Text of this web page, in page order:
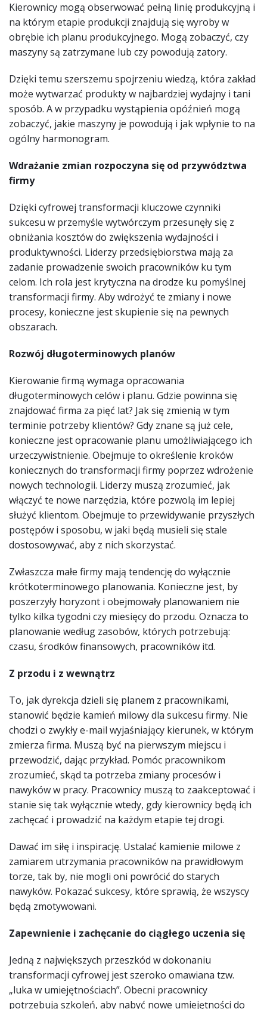
Kierownicy mogą obserwować pełną linię produkcyjną i
na którym etapie produkcji znajdują się wyroby w
obrębie ich planu produkcyjnego. Mogą zobaczyć, czy
maszyny są zatrzymane lub czy powodują zatory.
Dzięki temu szerszemu spojrzeniu wiedzą, która zakład
może wytwarzać produkty w najbardziej wydajny i tani
sposób. A w przypadku wystąpienia opóźnień mogą
zobaczyć, jakie maszyny je powodują i jak wpłynie to na
ogólny harmonogram.
Wdrażanie zmian rozpoczyna się od przywództwa
firmy
Dzięki cyfrowej transformacji kluczowe czynniki
sukcesu w przemyśle wytwórczym przesunęły się z
obniżania kosztów do zwiększenia wydajności i
produktywności. Liderzy przedsiębiorstwa mają za
zadanie prowadzenie swoich pracowników ku tym
celom. Ich rola jest krytyczna na drodze ku pomyślnej
transformacji firmy. Aby wdrożyć te zmiany i nowe
procesy, konieczne jest skupienie się na pewnych
obszarach.
Rozwój długoterminowych planów
Kierowanie firmą wymaga opracowania
długoterminowych celów i planu. Gdzie powinna się
znajdować firma za pięć lat? Jak się zmienią w tym
terminie potrzeby klientów? Gdy znane są już cele,
konieczne jest opracowanie planu umożliwiającego ich
urzeczywistnienie. Obejmuje to określenie kroków
koniecznych do transformacji firmy poprzez wdrożenie
nowych technologii. Liderzy muszą zrozumieć, jak
włączyć te nowe narzędzia, które pozwolą im lepiej
służyć klientom. Obejmuje to przewidywanie przyszłych
postępów i sposobu, w jaki będą musieli się stale
dostosowywać, aby z nich skorzystać.
Zwłaszcza małe firmy mają tendencję do wyłącznie
krótkoterminowego planowania. Konieczne jest, by
poszerzyły horyzont i obejmowały planowaniem nie
tylko kilka tygodni czy miesięcy do przodu. Oznacza to
planowanie według zasobów, których potrzebują:
czasu, środków finansowych, pracowników itd.
Z przodu i z wewnątrz
To, jak dyrekcja dzieli się planem z pracownikami,
stanowić będzie kamień milowy dla sukcesu firmy. Nie
chodzi o zwykły e-mail wyjaśniający kierunek, w którym
zmierza firma. Muszą być na pierwszym miejscu i
przewodzić, dając przykład. Pomóc pracownikom
zrozumieć, skąd ta potrzeba zmiany procesów i
nawyków w pracy. Pracownicy muszą to zaakceptować i
stanie się tak wyłącznie wtedy, gdy kierownicy będą ich
zachęcać i prowadzić na każdym etapie tej drogi.
Dawać im siłę i inspirację. Ustalać kamienie milowe z
zamiarem utrzymania pracowników na prawidłowym
torze, tak by, nie mogli oni powrócić do starych
nawyków. Pokazać sukcesy, które sprawią, że wszyscy
będą zmotywowani.
Zapewnienie i zachęcanie do ciągłego uczenia się
Jedną z największych przeszkód w dokonaniu
transformacji cyfrowej jest szeroko omawiana tzw.
„luka w umiejętnościach”. Obecni pracownicy
potrzebują szkoleń, aby nabyć nowe umiejętności do